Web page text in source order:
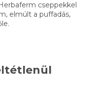
cseppekkel
elmúlt a puffadás,